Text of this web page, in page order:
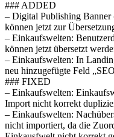
### ADDED
– Digital Publishing Banner
können jetzt zur
– Einkaufswelten:
können jetzt übersetzt
– Einkaufswelten: In
neu hinzugefügte Feld
### FIXED
– Einkaufswelten:
Import nicht korrekt
– Einkaufswelten:
nicht importiert, da die